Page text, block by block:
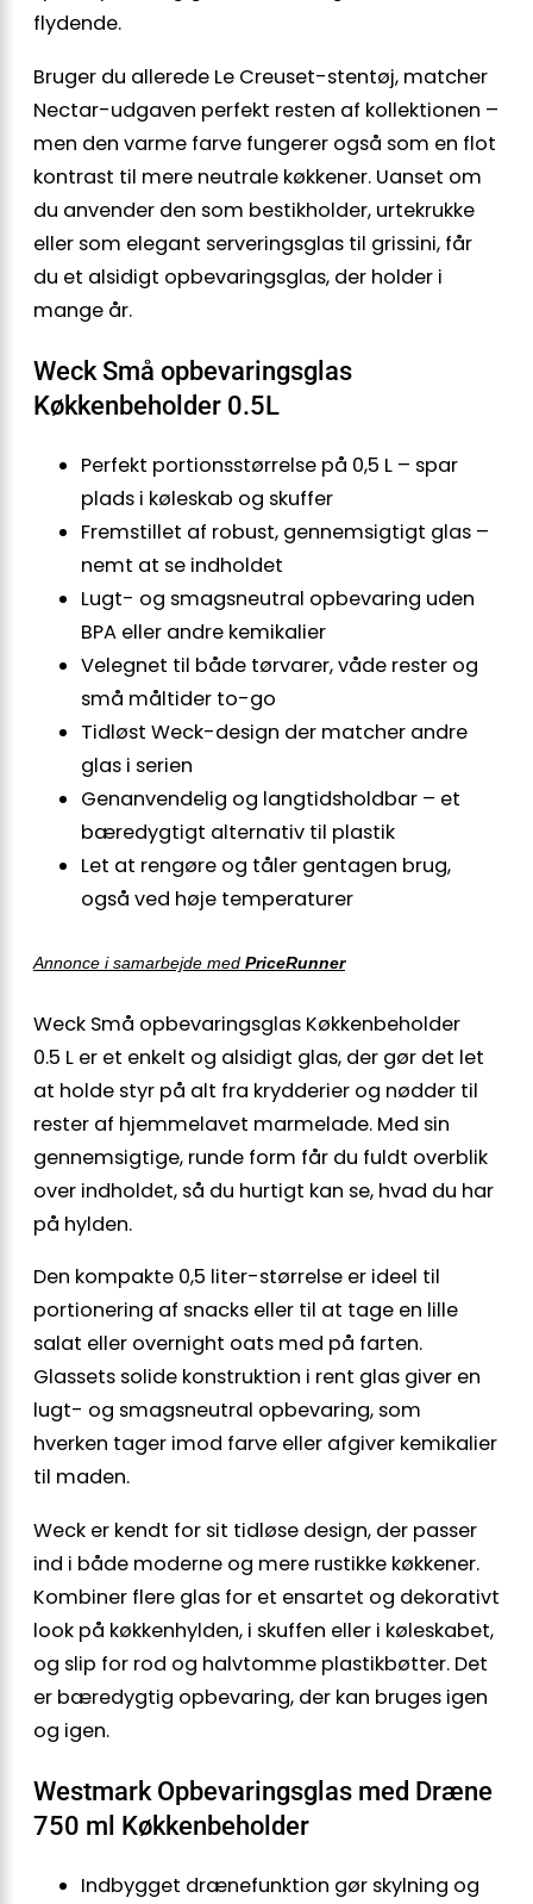
flydende.
Bruger du allerede Le Creuset-stentøj, matcher
Nectar-udgaven perfekt resten af kollektionen –
men den varme farve fungerer også som en flot
kontrast til mere neutrale køkkener. Uanset om
du anvender den som bestikholder, urtekrukke
eller som elegant serveringsglas til grissini, får
du et alsidigt opbevaringsglas, der holder i
mange år.
Weck Små opbevaringsglas
Køkkenbeholder 0.5L
Perfekt portionsstørrelse på 0,5 L – spar
plads i køleskab og skuffer
Fremstillet af robust, gennemsigtigt glas –
nemt at se indholdet
Lugt- og smagsneutral opbevaring uden
BPA eller andre kemikalier
Velegnet til både tørvarer, våde rester og
små måltider to-go
Tidløst Weck-design der matcher andre
glas i serien
Genanvendelig og langtidsholdbar – et
bæredygtigt alternativ til plastik
Let at rengøre og tåler gentagen brug,
også ved høje temperaturer
Annonce i samarbejde med PriceRunner
Weck Små opbevaringsglas Køkkenbeholder
0.5 L er et enkelt og alsidigt glas, der gør det let
at holde styr på alt fra krydderier og nødder til
rester af hjemmelavet marmelade. Med sin
gennemsigtige, runde form får du fuldt overblik
over indholdet, så du hurtigt kan se, hvad du har
på hylden.
Den kompakte 0,5 liter-størrelse er ideel til
portionering af snacks eller til at tage en lille
salat eller overnight oats med på farten.
Glassets solide konstruktion i rent glas giver en
lugt- og smagsneutral opbevaring, som
hverken tager imod farve eller afgiver kemikalier
til maden.
Weck er kendt for sit tidløse design, der passer
ind i både moderne og mere rustikke køkkener.
Kombiner flere glas for et ensartet og dekorativt
look på køkkenhylden, i skuffen eller i køleskabet,
og slip for rod og halvtomme plastikbøtter. Det
er bæredygtig opbevaring, der kan bruges igen
og igen.
Westmark Opbevaringsglas med Dræne
750 ml Køkkenbeholder
Indbygget drænefunktion gør skylning og